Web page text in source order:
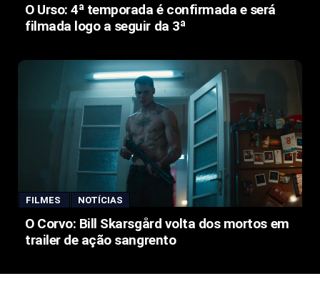
O Urso: 4ª temporada é confirmada e será
filmada logo a seguir da 3ª
FILMES NOTÍCIAS
O Corvo: Bill Skarsgård volta dos mortos em
trailer de ação sangrento